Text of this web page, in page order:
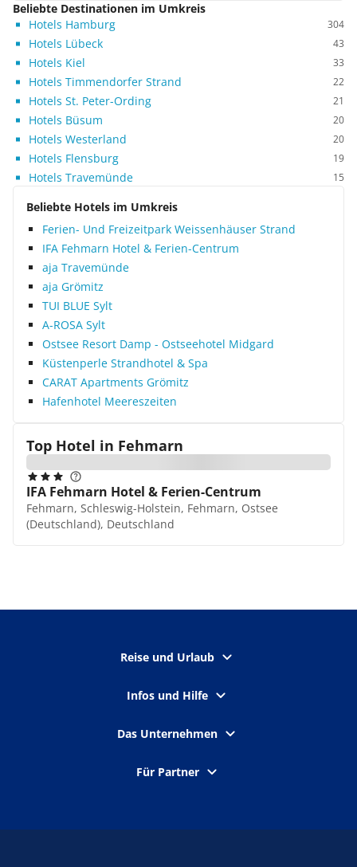
Beliebte Destinationen im Umkreis
Hotels Hamburg
304
Hotels Lübeck 43
Hotels Kiel 33
Hotels Timmendorfer Strand 22
Hotels St. Peter-Ording 21
Hotels Büsum 20
Hotels Westerland 20
Hotels Flensburg 19
Hotels Travemünde 15
Beliebte Hotels im Umkreis
Ferien- Und Freizeitpark Weissenhäuser Strand
IFA Fehmarn Hotel & Ferien-Centrum
aja Travemünde
aja Grömitz
TUI BLUE Sylt
A-ROSA Sylt
Ostsee Resort Damp - Ostseehotel Midgard
Küstenperle Strandhotel & Spa
CARAT Apartments Grömitz
Hafenhotel Meereszeiten
Top Hotel in Fehmarn
IFA Fehmarn Hotel & Ferien-Centrum
Fehmarn, Schleswig-Holstein, Fehmarn, Ostsee
(Deutschland), Deutschland
Reise und Urlaub
Infos und Hilfe
Das Unternehmen
Für Partner